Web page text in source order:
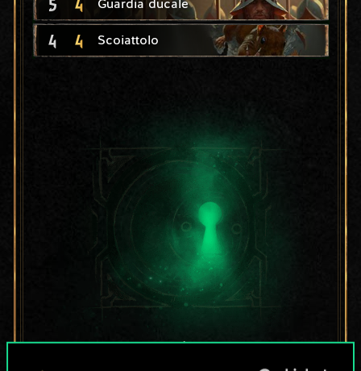
5 4 Guardia ducale
4 4 Scoiattolo